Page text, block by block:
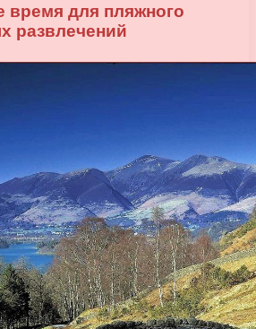
время для пляжного
развлечений